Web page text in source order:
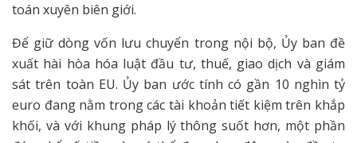
toán xuyên biên giới.
Để giữ dòng vốn lưu chuyển trong nội bộ, Ủy ban đề
xuất hài hòa hóa luật đầu tư, thuế, giao dịch và giám
sát trên toàn EU. Ủy ban ước tính có gần 10 nghìn tỷ
euro đang nằm trong các tài khoản tiết kiệm trên khắp
khối, và với khung pháp lý thông suốt hơn, một phần